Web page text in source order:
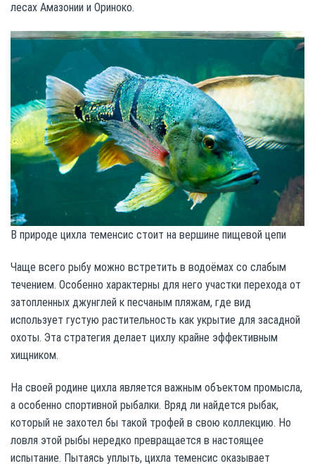
лесах Амазонии и Ориноко.
В природе цихла теменсис стоит на вершине пищевой цепи
Чаще всего рыбу можно встретить в водоёмах со слабым
течением. Особенно характерны для него участки перехода от
затопленных джунглей к песчаным пляжам, где вид
использует густую растительность как укрытие для засадной
охоты. Эта стратегия делает цихлу крайне эффективным
хищником.
На своей родине цихла является важным объектом промысла,
а особенно спортивной рыбалки. Вряд ли найдется рыбак,
который не захотел бы такой трофей в свою коллекцию. Но
ловля этой рыбы нередко превращается в настоящее
испытание. Пытаясь уплыть, цихла теменсис оказывает